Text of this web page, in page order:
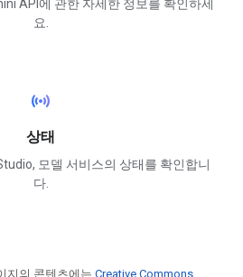
API에 관한 자세한 정보를 확인하세
요.
sensors
상태
모델 서비스의 상태를 확인합니
다.
지의 콘텐츠에는 Creative Commons